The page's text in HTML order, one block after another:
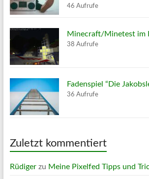
46 Aufrufe
Minecraft/Minetest im
38 Aufrufe
Fadenspiel “Die
36 Aufrufe
Zuletzt kommentiert
Rüdigerzu Meine Pixelfed Tipps und